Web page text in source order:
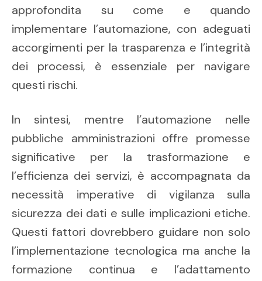
approfondita su come e quando
implementare l’automazione, con adeguati
accorgimenti per la trasparenza e l’integrità
dei processi, è essenziale per navigare
questi rischi.
In sintesi, mentre l’automazione nelle
pubbliche amministrazioni offre promesse
significative per la trasformazione e
l’efficienza dei servizi, è accompagnata da
necessità imperative di vigilanza sulla
sicurezza dei dati e sulle implicazioni etiche.
Questi fattori dovrebbero guidare non solo
l’implementazione tecnologica ma anche la
formazione continua e l’adattamento